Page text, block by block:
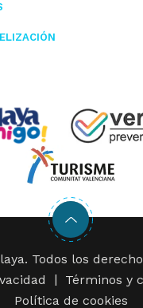
Todos los
Términos y
Política de cookies